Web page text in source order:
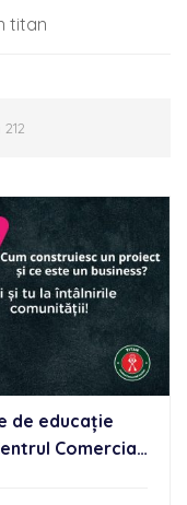
titan
de educație
Comercial